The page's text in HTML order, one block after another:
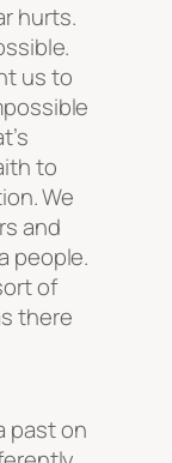
hurts.
us to
to
We
and
people.
of
there
past on